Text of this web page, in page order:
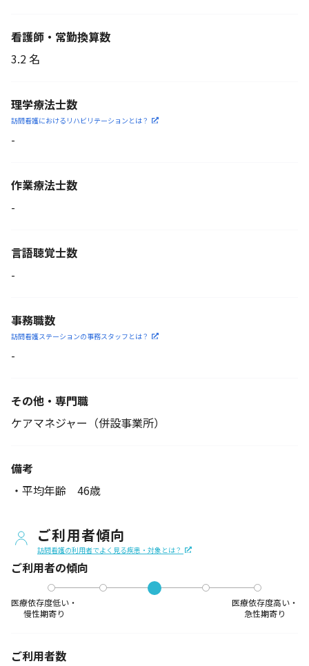
看護師・常勤換算数
3.2 名
理学療法士数
訪問看護におけるリハビリ テーションとは？
-
作業療法士数
-
言語聴覚士数
-
事務職数
訪問看護ステーションの事務スタッフとは？
-
その他・専門職
ケアマネジャー（併設事業所）
備考
・平均年齢 46歳
ご利用者傾向
訪問看護の利用者でよく見る疾患・対象とは？
ご利用者の傾向
医療依存度低い・
慢性期寄り
医療依存度高い・
急性期寄り
ご利用者数